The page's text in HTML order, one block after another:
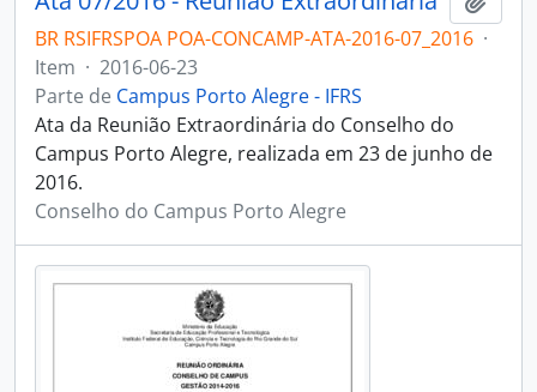
BR RSIFRSPOA POA-CONCAMP-ATA-2016-07_2016 ·
Item · 2016-06-23
Parte de Campus Porto Alegre - IFRS
Ata da Reunião Extraordinária do Conselho do
Campus Porto Alegre, realizada em 23 de junho de
2016.
Conselho do Campus Porto Alegre